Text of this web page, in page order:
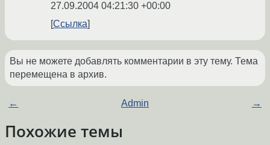
27.09.2004 04:21:30 +00:00
Ссылка
Вы не можете добавлять комментарии в эту тему. Тема
перемещена в архив.
← Admin →
Похожие темы